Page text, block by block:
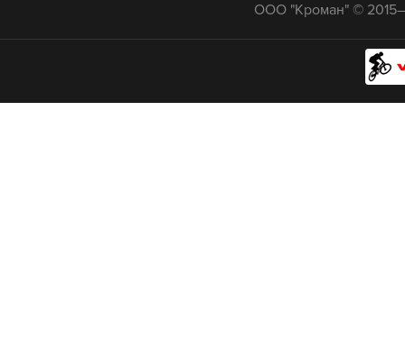
ООО "Кроман" ©